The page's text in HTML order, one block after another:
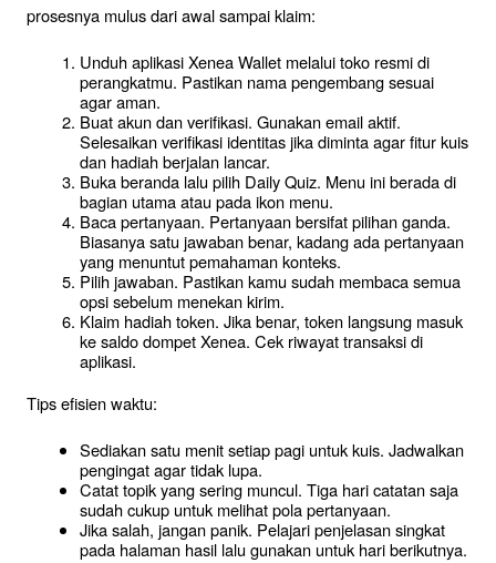
prosesnya mulus dari awal sampai klaim:
Unduh aplikasi Xenea Wallet melalui toko resmi di
perangkatmu. Pastikan nama pengembang sesuai
agar aman.
Buat akun dan verifikasi. Gunakan email aktif.
Selesaikan verifikasi identitas jika diminta agar fitur kuis
dan hadiah berjalan lancar.
Buka beranda lalu pilih Daily Quiz. Menu ini berada di
bagian utama atau pada ikon menu.
Baca pertanyaan. Pertanyaan bersifat pilihan ganda.
Biasanya satu jawaban benar, kadang ada pertanyaan
yang menuntut pemahaman konteks.
Pilih jawaban. Pastikan kamu sudah membaca semua
opsi sebelum menekan kirim.
Klaim hadiah token. Jika benar, token langsung masuk
ke saldo dompet Xenea. Cek riwayat transaksi di
aplikasi.
Tips efisien waktu:
Sediakan satu menit setiap pagi untuk kuis. Jadwalkan
pengingat agar tidak lupa.
Catat topik yang sering muncul. Tiga hari catatan saja
sudah cukup untuk melihat pola pertanyaan.
Jika salah, jangan panik. Pelajari penjelasan singkat
pada halaman hasil lalu gunakan untuk hari berikutnya.